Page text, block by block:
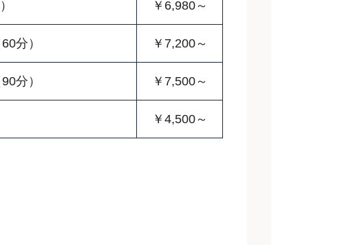
￥6,980～
分） ￥7,200～
分） ￥7,500～
￥4,500～